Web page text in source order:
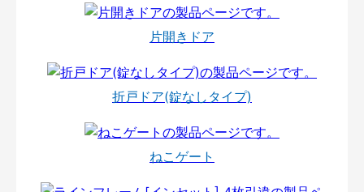
片開きドア
折戸ドア(錠なしタイプ)
ねこゲート